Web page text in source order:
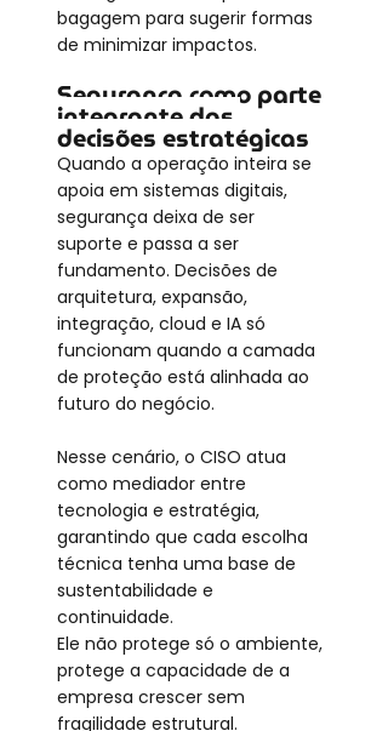
bagagem para sugerir formas
de minimizar impactos.
Segurança como parte
integrante das
decisões estratégicas
Quando a operação inteira se
apoia em sistemas digitais,
segurança deixa de ser
suporte e passa a ser
fundamento. Decisões de
arquitetura, expansão,
integração, cloud e IA só
funcionam quando a camada
de proteção está alinhada ao
futuro do negócio.
Nesse cenário, o CISO atua
como mediador entre
tecnologia e estratégia,
garantindo que cada escolha
técnica tenha uma base de
sustentabilidade e
continuidade.
Ele não protege só o ambiente,
protege a capacidade de a
empresa crescer sem
fragilidade estrutural.